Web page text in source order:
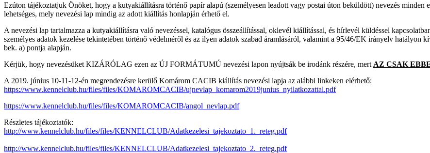
Ezúton tájékoztatjuk Önöket, hogy a kutyakiállításra történő papír alapú (személyesen leadott vagy postai úton beküldött) nevezés minden
lehetséges, mely nevezési lap mindig az adott kiállítás honlapján érhető el.
A nevezési lap tartalmazza a kutyakiállításra való nevezéssel, katalógus összeállítással, oklevél kiállítással, és hírlevél küldéssel
személyes adatok kezelése tekintetében történő védelméről és az ilyen adatok szabad áramlásáról, valamint a 95/46/EK irányelv
bek. a) pontja alapján.
Kérjük, hogy nevezésüket KIZÁRÓLAG ezen az ÚJ FORMÁTUMÚ nevezési lapon nyújtsák be irodánk részére, mert AZ CSAK
A 2019. június 10-11-12-én megrendezésre kerülő Komárom CACIB kiállítás nevezési lapja az alábbi linkeken elérhető:
https://www.kennelclub.hu/files/files/KOMAROMCACIB/ujnevlap_komarom2019junius_nyilatkozattal.pdf
https://www.kennelclub.hu/files/files/KOMAROMCACIB/angol_nevlap.pdf
Részletes tájékoztatók:
http://www.kennelclub.hu/files/files/KENNELCLUB/Adatkezelesi_tajekoztato_1._reteg.pdf
http://www.kennelclub.hu/files/files/KENNELCLUB/Adatkezelesi_tajekoztato_2._reteg.pdf